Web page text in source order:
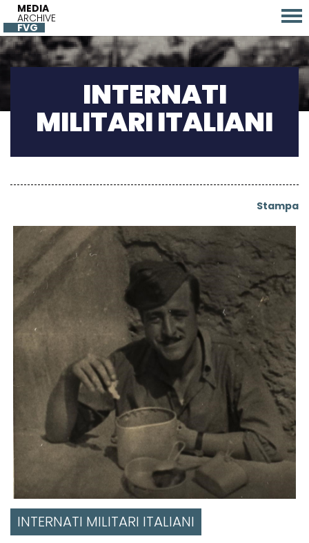
MEDIA
ARCHIVE
FVG
INTERNATI
MILITARI ITALIANI
Stampa
INTERNATI MILITARI ITALIANI